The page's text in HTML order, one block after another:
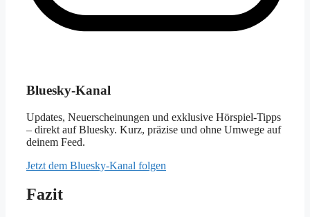
Bluesky-Kanal
Updates, Neuerscheinungen und exklusive Hörspiel-Tipps
– direkt auf Bluesky. Kurz, präzise und ohne Umwege auf
deinem Feed.
Jetzt dem Bluesky-Kanal folgen
Fazit